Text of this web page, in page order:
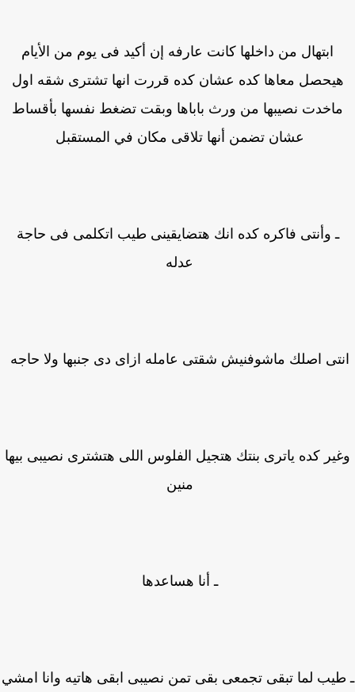
ابتهال من داخلها كانت عارفه إن أكيد فى يوم من الأيام
معاها كده عشان كده قررت انها تشترى شقه اول
نصيبها من ورث باباها وبقت تضغط نفسها بأقساط
عشان تضمن أنها تلاقى مكان في المستقبل
ـ وأنتى فاكره كده انك هتضايقينى طيب اتكلمى فى حاجة
عدله
اصلك ماشوفنيش شقتى عامله ازاى دى جنبها ولا حاجه
كده ياترى بنتك هتجيل الفلوس اللى هتشترى نصيبى بيها
منين
ـ أنا هساعدها
لما تبقى تجمعى بقى تمن نصيبى ابقى هاتيه وانا امشي